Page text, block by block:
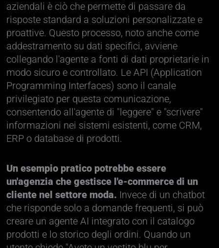
aziendali è ciò che permette di passare da
risposte standard a soluzioni personalizzate e
proattive. Questo processo, noto anche come
addestramento su dati specifici, avviene
collegando l'agente a fonti di dati proprietarie in
modo sicuro e controllato. Le API (Application
Programming Interfaces) sono il canale
privilegiato per questa comunicazione,
consentendo all'agente di "leggere" e "scrivere"
informazioni nei sistemi esistenti, come CRM,
ERP o database di prodotti.
Un esempio pratico potrebbe essere
un'agenzia che gestisce l'e-commerce di un
cliente nel settore moda. Invece di un chatbot
che risponde solo a domande frequenti, si può
creare un agente AI integrato con il catalogo
prodotti e lo storico degli ordini. Quando un